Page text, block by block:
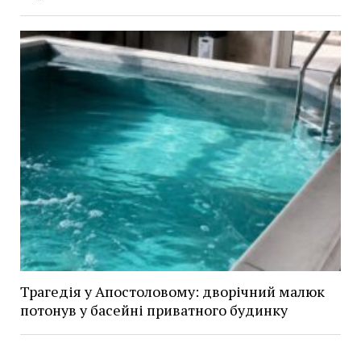
Трагедія у Апостоловому: дворічний малюк
потонув у басейні приватного будинку